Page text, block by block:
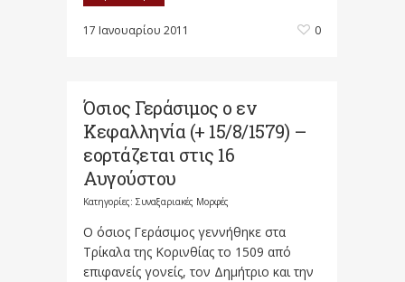
17 Ιανουαρίου 2011 0
Όσιος Γεράσιμος ο εν
Κεφαλληνία (+ 15/8/1579) –
εορτάζεται στις 16
Αυγούστου
Κατηγορίες: Συναξαριακές Μορφές
Ο όσιος Γεράσιμος γεννήθηκε στα
Τρίκαλα της Κορινθίας το 1509 από
επιφανείς γονείς, τον Δημήτριο και την